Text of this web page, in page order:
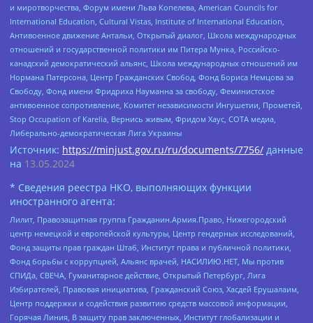
и миротворчества, Форум имени Льва Копелева, American Councils for
International Education, Cultural Vistas, Institute of International Education,
Антивоенное движение Антальи, Открытый диалог, Школа международных
отношений и государственной политики им Питера Мунка, Российско-
канадский демократический альянс, Школа международных отношений им
Нормана Патерсона, Центр Гражданских Свобод, Фонд Бориса Немцова за
Свободу, Фонд имени Фридриха Науманна за свободу, Феминистское
антивоенное сопротивление, Комитет независимости Ингушетии, Прометей,
Stop Occupation of Karelia, Вернись живым, Фридом Хаус, СОТА медиа,
Либерально-демократическая Лига Украины
Источник: https://minjust.gov.ru/ru/documents/7756/ данные
на 13.05.2024
* Сведения реестра НКО, выполняющих функции
иностранного агента:
Лилит, Правозащитная группа Гражданин.Армия.Право, Нижегородский
центр немецкой и европейской культуры, Центр гендерных исследований,
Фонд защиты прав граждан Штаб, Институт права и публичной политики,
Фонд борьбы с коррупцией, Альянс врачей, НАСИЛИЮ.НЕТ, Мы против
СПИДа, СВЕЧА, Гуманитарное действие, Открытый Петербург, Лига
Избирателей, Правовая инициатива, Гражданский Союз, Хасдей Ерушалаим,
Центр поддержки и содействия развитию средств массовой информации,
Горячая Линия, В защиту прав заключенных, Институт глобализации и